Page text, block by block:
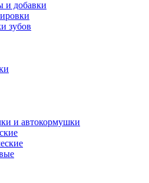
и добавки
зубов
и автокормушки